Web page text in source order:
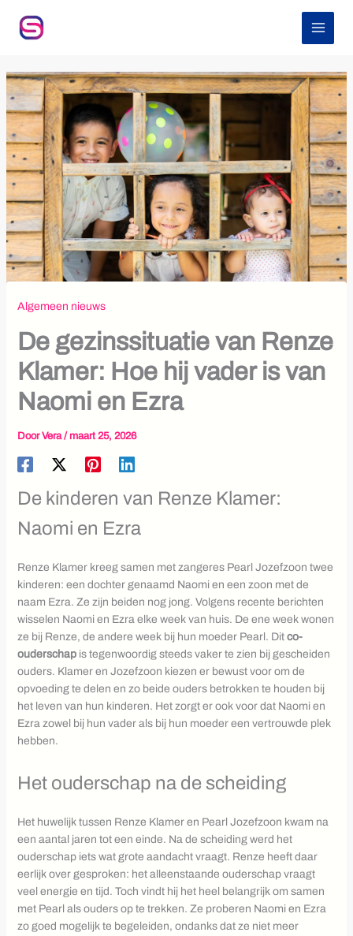
naar
Algemeen nieuws
De gezinssituatie van Renze
Klamer: Hoe hij vader is van
Naomi en Ezra
DoorVera/ maart 25, 2026
De kinderen van Renze Klamer:
Naomi en Ezra
Renze Klamer kreeg samen met zangeres Pearl Jozefzoon twee
kinderen: een dochter genaamd Naomi en een zoon met de
naam Ezra. Ze zijn beiden nog jong. Volgens recente berichten
wisselen Naomi en Ezra elke week van huis. De ene week wonen
ze bij Renze, de andere week bij hun moeder Pearl. Dit co-
ouderschapis tegenwoordig steeds vaker te zien bij gescheiden
ouders. Klamer en Jozefzoon kiezen er bewust voor om de
opvoeding te delen en zo beide ouders betrokken te houden bij
het leven van hun kinderen. Het zorgt er ook voor dat Naomi en
Ezra zowel bij hun vader als bij hun moeder een vertrouwde plek
hebben.
Het ouderschap na de scheiding
Het huwelijk tussen Renze Klamer en Pearl Jozefzoon kwam na
een aantal jaren tot een einde. Na de scheiding werd het
ouderschap iets wat grote aandacht vraagt. Renze heeft daar
eerlijk over gesproken: het alleenstaande ouderschap vraagt
veel energie en tijd. Toch vindt hij het heel belangrijk om samen
met Pearl als ouders op te trekken. Ze proberen Naomi en Ezra
zo goed mogelijk te begeleiden, ondanks dat ze niet meer
o
e
e
n